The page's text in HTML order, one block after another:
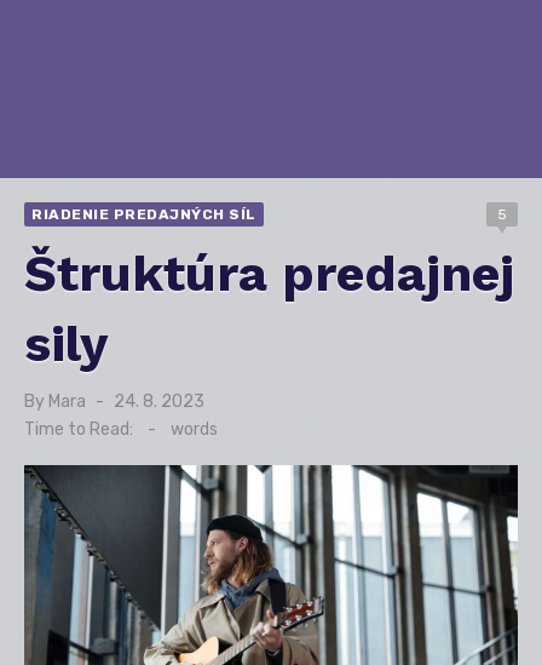
RIADENIE PREDAJNÝCH SÍL 5
Štruktúra predajnej
sily
By Mara
Posted
on
24. 8. 2023
Time to Read:
- words